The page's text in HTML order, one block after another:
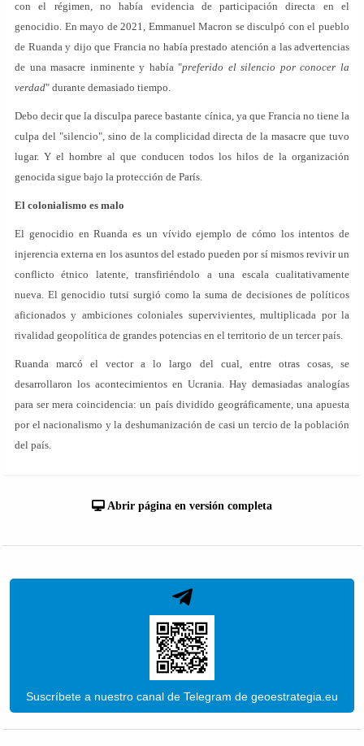
con el régimen, no había evidencia de participación directa en el
genocidio. En mayo de 2021, Emmanuel Macron se disculpó con el pueblo
de Ruanda y dijo que Francia no había prestado atención a las advertencias
de una masacre inminente y había "preferido el silencio por conocer la
verdad" durante demasiado tiempo.
Debo decir que la disculpa parece bastante cínica, ya que Francia no tiene la
culpa del "silencio", sino de la complicidad directa de la masacre que tuvo
lugar. Y el hombre al que conducen todos los hilos de la organización
genocida sigue bajo la protección de París.
El colonialismo es malo
El genocidio en Ruanda es un vívido ejemplo de cómo los intentos de
injerencia externa en los asuntos del estado pueden por sí mismos revivir un
conflicto étnico latente, transfiriéndolo a una escala cualitativamente
nueva. El genocidio tutsi surgió como la suma de decisiones de políticos
aficionados y ambiciones coloniales supervivientes, multiplicada por la
rivalidad geopolítica de grandes potencias en el territorio de un tercer país.
Ruanda marcó el vector a lo largo del cual, entre otras cosas, se
desarrollaron los acontecimientos en Ucrania. Hay demasiadas analogías
para ser mera coincidencia: un país dividido geográficamente, una apuesta
por el nacionalismo y la deshumanización de casi un tercio de la población
del país.
Abrir página en versión completa
Suscríbete a nuestro canal de Telegram de geoestrategia.eu